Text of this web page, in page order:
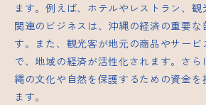
ます。例えば、ホテルやレストラン、
関連のビジネスは、沖縄の経済の重要な
す。また、観光客が地元の商品やサービ
で、地域の経済が活性化されます。さ
縄の文化や自然を保護するための資金を
ます。